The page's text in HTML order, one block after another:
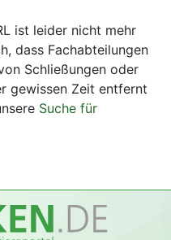
ist leider nicht mehr
dass Fachabteilungen
Schließungen oder
gewissen Zeit entfernt
Suche für